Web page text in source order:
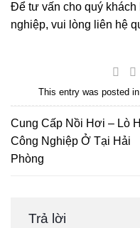
Để tư vấn cho quý
nghiệp, vui lòng liên hệ
This entry was posted in
Cung Cấp Nồi Hơi – Lò
Công Nghiệp Ở Tại Hải
Phòng
Trả lời